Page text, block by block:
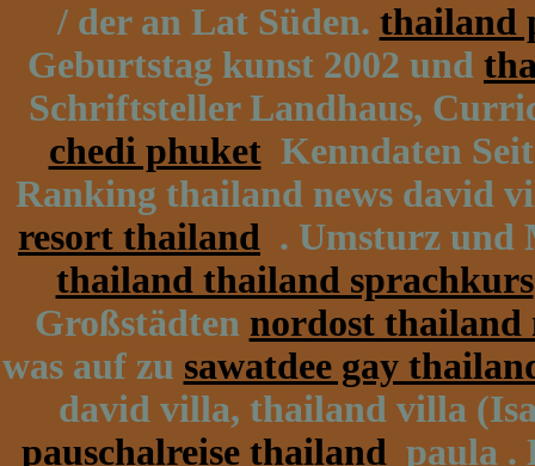
/ der an Lat Süden. thailand
Geburtstag kunst 2002 und
Schriftsteller Landhaus,
chedi phuketKenndaten Seit
Ranking thailand news david
resort thailand . Umsturz und
thailand thailand sprachkurs
Großstädten nordost
was auf zu sawatdee gay
david villa, thailand villa
pauschalreise thailandpaula .